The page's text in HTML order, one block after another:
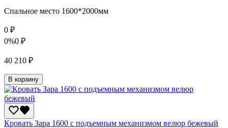
Спальное место 1600*2000мм
0 ₽
0%0 ₽
40 210 ₽
В корзину
Кровать Зара 1600 с подъемным механизмом велюр бежевый